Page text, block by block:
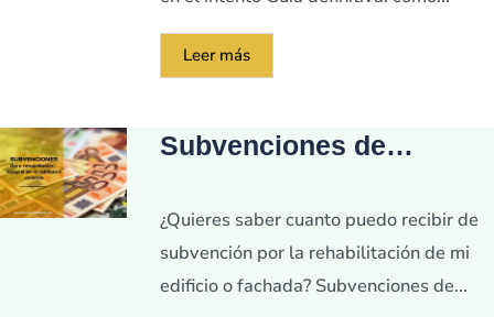
Leer más
Subvenciones de
Barcelona
¿Quieres saber cuanto puedo recibir de
subvención por la rehabilitación de mi
edificio o fachada? Subvenciones de...